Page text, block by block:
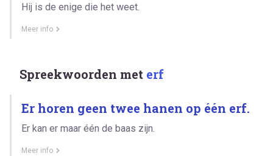
Hij is de enige die het weet.
Meer info
Spreekwoorden met erf
Er horen geen twee hanen op één erf.
Er kan er maar één de baas zijn.
Meer info